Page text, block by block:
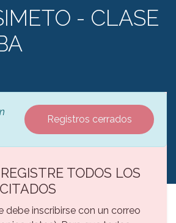
- CLASE
Registros cerrados
TODOS LOS
debe inscribirse con un correo